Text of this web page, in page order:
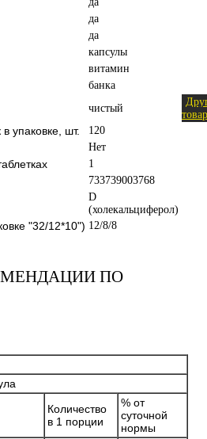
да
да
капсулы
витамин
банка
чистый
в упаковке, шт. 120
Нет
1
733739003768
D
(холекальциферол)
"32/12*10") 12/8/8
ПО
Количество
в 1 порции
% от
суточной
нормы